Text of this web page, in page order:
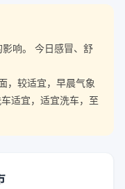
响。 今日感冒、舒
，较适宜，早晨气象
适宜，适宜洗车，至